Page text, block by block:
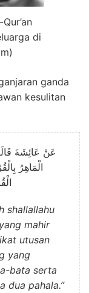
di
ganda
kesulitan
عَنْ عَائِشَةَ
الْمَاهِرُ
shallallahu
mahir
utusan
yang
bata serta
dua pahala.”